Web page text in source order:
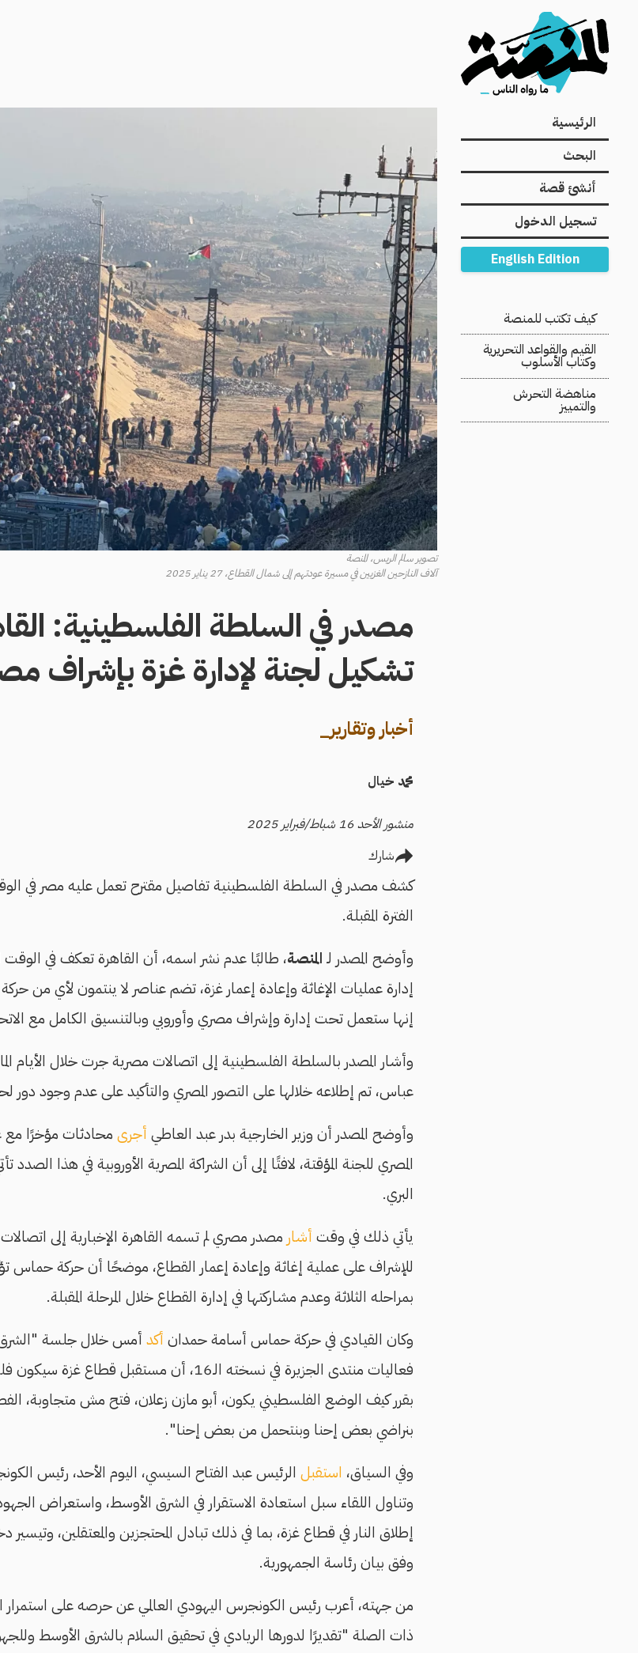
Main
navigation
الرئيسية
البحث
أنشئ قصة
تسجيل الدخول
English Edition
Secondary
Navigation
كيف تكتب للمنصة
القيم والقواعد التحريرية
وكتاب الأسلوب
مناهضة التحرش
والتمييز
تصوير سالم الريس، المنصة
آلاف النازحين الغزيين في مسيرة عودتهم إلى شمال القطاع، 27 يناير 2025
مصدر في السلطة الفلسطينية:
تشكيل لجنة لإدارة غزة بإشراف
أخبار وتقارير_
محمد خيال
منشور الأحد 16 شباط/فبراير 2025
شارك
كشف مصدر في السلطة الفلسطينية تفاصيل مقترح تعمل عليه مصر في
الفترة المقبلة.
وأوضح المصدر لـ المنصة، طالبًا عدم نشر اسمه، أن القاهرة تعكف في
إدارة عمليات الإغاثة وإعادة إعمار غزة، تضم عناصر لا ينتمون لأي من
إنها ستعمل تحت إدارة وإشراف مصري وأوروبي وبالتنسيق الكامل مع
وأشار المصدر بالسلطة الفلسطينية إلى اتصالات مصرية جرت خلال الأيام
عباس، تم إطلاعه خلالها على التصور المصري والتأكيد على عدم وجود دور
وأوضح المصدر أن وزير الخارجية بدر عبد العاطي أجرىمحادثات مؤخرًا مع
المصري للجنة المؤقتة، لافتًا إلى أن الشراكة المصرية الأوروبية في هذا الصدد
البري.
يأتي ذلك في وقت أشار مصدر مصري لم تسمه القاهرة الإخبارية إلى
للإشراف على عملية إغاثة وإعادة إعمار القطاع، موضحًا أن حركة حماس
بمراحله الثلاثة وعدم مشاركتها في إدارة القطاع خلال المرحلة المقبلة.
وكان القيادي في حركة حماس أسامة حمدان أكدأمس خلال جلسة "الشرق
فعاليات منتدى الجزيرة في نسخته الـ16، أن
بقرر كيف الوضع الفلسطيني يكون، أبو مازن زعلان، فتح مش متجاوبة،
بنراضي بعض إحنا وبنتحمل من بعض إحنا".
وفي السياق، استقبلالرئيس عبد الفتاح السيسي، اليوم الأحد، رئيس
وتناول اللقاء سبل استعادة الاستقرار في الشرق الأوسط، واستعراض
إطلاق النار في قطاع غزة، بما في ذلك تبادل المحتجزين والمعتقلين، وتيسير
وفق بيان رئاسة الجمهورية.
من جهته، أعرب رئيس الكونجرس اليهودي العالمي عن حرصه على
ذات الصلة "تقديرًا لدورها الريادي في تحقيق السلام بالشرق الأوسط